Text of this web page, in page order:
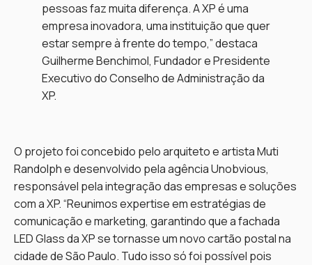
pessoas faz muita diferença. A XP é uma
empresa inovadora, uma instituição que quer
estar sempre à frente do tempo,” destaca
Guilherme Benchimol, Fundador e Presidente
Executivo do Conselho de Administração da
XP.
O projeto foi concebido pelo arquiteto e artista Muti
Randolph e desenvolvido pela agência Unobvious,
responsável pela integração das empresas e soluções
com a XP. “Reunimos expertise em estratégias de
comunicação e marketing, garantindo que a fachada
LED Glass da XP se tornasse um novo cartão postal na
cidade de São Paulo. Tudo isso só foi possível pois